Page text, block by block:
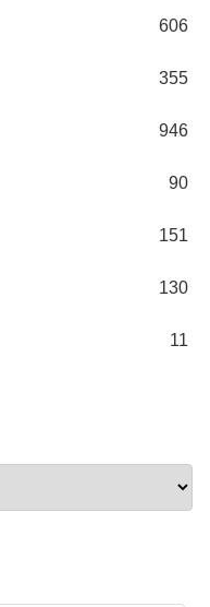
606
355
946
90
151
130
11